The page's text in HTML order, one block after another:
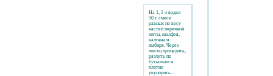
На 1, 2 л водки
50 г. смеси
равных по весу
частей перечной
мяты, шалфея,
калгана и
имбиря. Через
месяц процедить,
разлить по
бутылкам и
плотно
укупорить....